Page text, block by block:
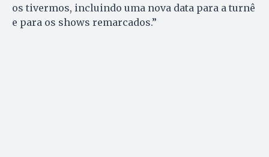
os tivermos, incluindo uma nova data para a turnê
e para os shows remarcados.”